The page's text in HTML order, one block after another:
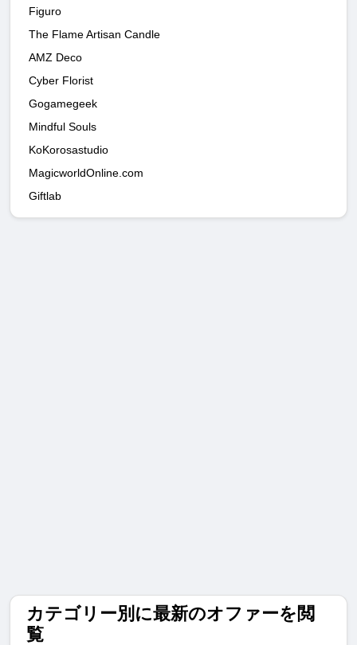
Figuro
The Flame Artisan Candle
AMZ Deco
Cyber Florist
Gogamegeek
Mindful Souls
KoKorosastudio
MagicworldOnline.com
Giftlab
カテゴリー別に最新のオファーを閲
覧